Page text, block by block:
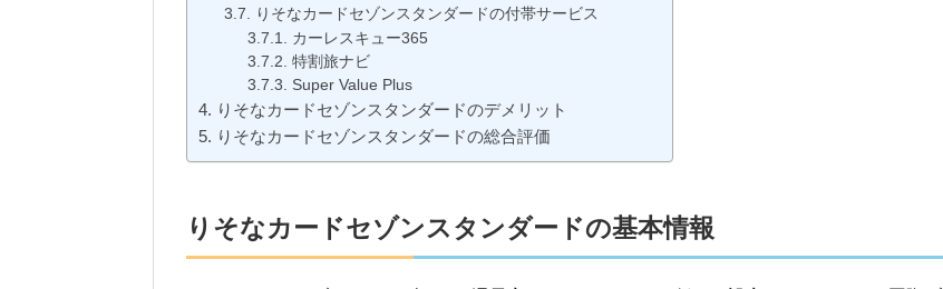
りそなカードセゾンスタンダードの付帯サービス
カーレスキュー365
特割旅ナビ
Super Value Plus
りそなカードセゾンスタンダードのデメリット
りそなカードセゾンスタンダードの総合評価
りそなカードセゾンスタンダードの基本情報